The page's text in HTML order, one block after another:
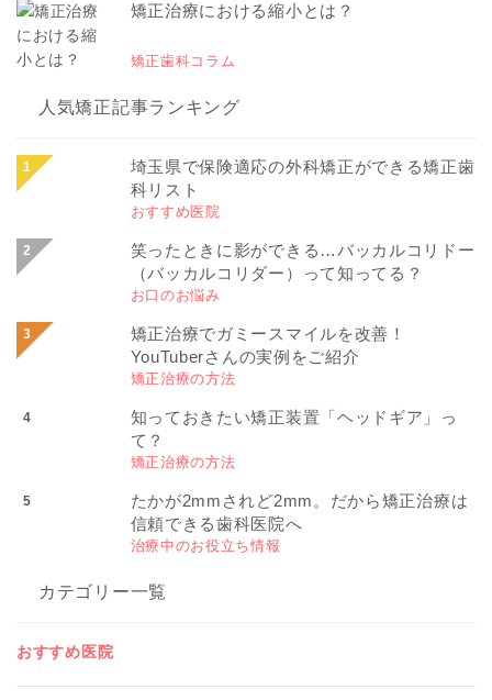
矯正治療における縮小とは？
矯正歯科コラム
人気矯正記事ランキング
埼玉県で保険適応の外科矯正ができる矯正歯
科リスト
おすすめ医院
笑ったときに影ができる…バッカルコリドー
（バッカルコリダー）って知ってる？
お口のお悩み
矯正治療でガミースマイルを改善！
YouTuberさんの実例をご紹介
矯正治療の方法
知っておきたい矯正装置「ヘッドギア」っ
て？
矯正治療の方法
たかが2mmされど2mm。だから矯正治療は
信頼できる歯科医院へ
治療中のお役立ち情報
カテゴリー一覧
おすすめ医院